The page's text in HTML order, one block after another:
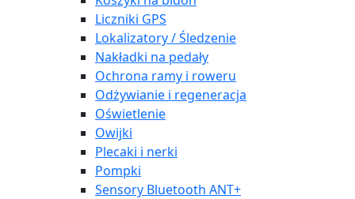
Liczniki GPS
Lokalizatory / Śledzenie
Nakładki na pedały
Ochrona ramy i roweru
Odżywianie i regeneracja
Oświetlenie
Owijki
Plecaki i nerki
Pompki
Sensory Bluetooth ANT+